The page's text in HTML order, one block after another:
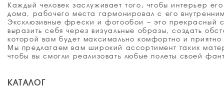
Каждый человек заслуживает того, чтобы интерьер
дома, рабочего места гармонировал с его
Эксклюзивные фрески и фотообои – это прекрасный
выразить себя через визуальные образы, создать
которой вам будет максимально комфортно и приятно
Мы предлагаем вам широкий ассортимент таких
чтобы вы смогли реализовать любые полеты своей
КАТАЛОГ